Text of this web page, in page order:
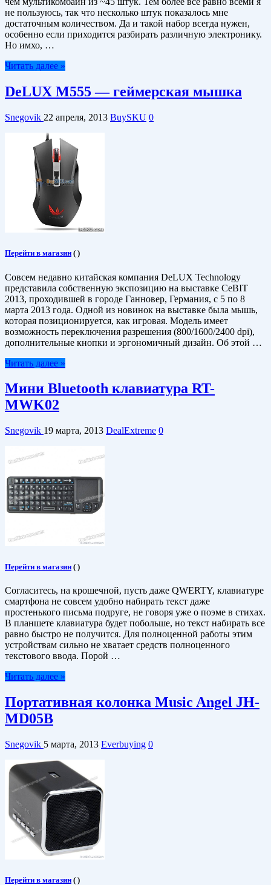
не пользуюсь, так что несколько штук показалось мне
достаточным количеством. Да и такой набор всегда нужен,
особенно если приходится разбирать различную электронику.
Но имхо, …
Читать далее »
DeLUX M555 — геймерская мышка
Snegovik 22 апреля, 2013 BuySKU 0
Перейти в магазин ( )
Совсем недавно китайская компания DeLUX Technology
представила собственную экспозицию на выставке CeBIT
2013, проходившей в городе Ганновер, Германия, с 5 по 8
марта 2013 года. Одной из новинок на выставке была мышь,
которая позиционируется, как игровая. Модель имеет
возможность переключения разрешения (800/1600/2400 dpi),
дополнительные кнопки и эргономичный дизайн. Об этой …
Читать далее »
Мини Bluetooth клавиатура RT-
MWK02
Snegovik 19 марта, 2013 DealExtreme 0
Перейти в магазин ( )
Согласитесь, на крошечной, пусть даже QWERTY, клавиатуре
смартфона не совсем удобно набирать текст даже
простенького письма подруге, не говоря уже о поэме в стихах.
В планшете клавиатура будет побольше, но текст набирать все
равно быстро не получится. Для полноценной работы этим
устройствам сильно не хватает средств полноценного
текстового ввода. Порой …
Читать далее »
Портативная колонка Music Angel JH-
MD05B
Snegovik 5 марта, 2013 Everbuying 0
Перейти в магазин ( )